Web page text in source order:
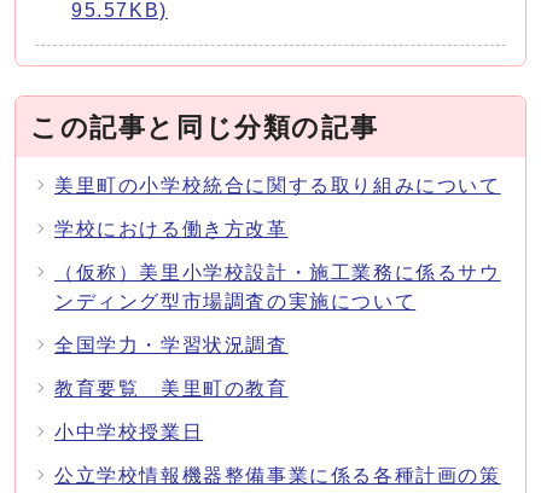
95.57KB)
この記事と同じ分類の記事
美里町の小学校統合に関する取り組みについて
学校における働き方改革
（仮称）美里小学校設計・施工業務に係るサウ
ンディング型市場調査の実施について
全国学力・学習状況調査
教育要覧 美里町の教育
小中学校授業日
公立学校情報機器整備事業に係る各種計画の策